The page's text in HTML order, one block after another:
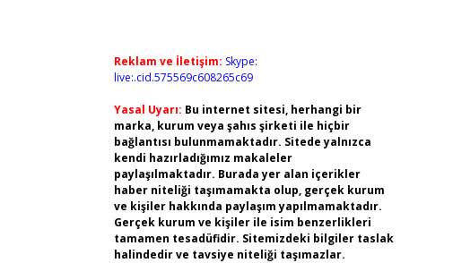
Reklam ve İletişim: Skype:
live:.cid.575569c608265c69
Yasal Uyarı: Bu internet sitesi, herhangi bir
marka, kurum veya şahıs şirketi ile hiçbir
bağlantısı bulunmamaktadır. Sitede yalnızca
kendi hazırladığımız makaleler
paylaşılmaktadır. Burada yer alan içerikler
haber niteliği taşımamakta olup, gerçek kurum
ve kişiler hakkında paylaşım yapılmamaktadır.
Gerçek kurum ve kişiler ile isim benzerlikleri
tamamen tesadüfidir. Sitemizdeki bilgiler taslak
halindedir ve tavsiye niteliği taşımazlar.